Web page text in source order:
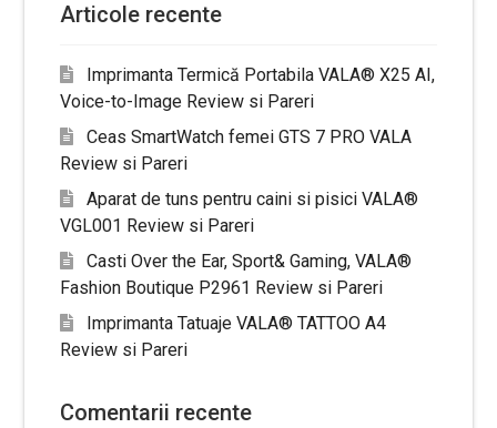
Articole recente
Imprimanta Termică Portabila VALA® X25 AI,
Voice-to-Image Review si Pareri
Ceas SmartWatch femei GTS 7 PRO VALA
Review si Pareri
Aparat de tuns pentru caini si pisici VALA®
VGL001 Review si Pareri
Casti Over the Ear, Sport& Gaming, VALA®
Fashion Boutique P2961 Review si Pareri
Imprimanta Tatuaje VALA® TATTOO A4
Review si Pareri
Comentarii recente